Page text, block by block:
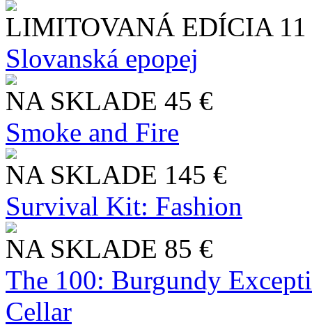
LIMITOVANÁ EDÍCIA
Slo​vanská epopej
NA SKLADE 45 €
Smoke and Fire
NA SKLADE 145 €
Survival Kit: Fashion
NA SKLADE 85 €
The 100: Burgundy
Cellar